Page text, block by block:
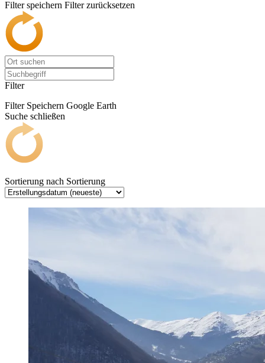
Filter speichern Filter zurücksetzen
Filter
Filter Speichern Google Earth
Suche schließen
Sortierung nach Sortierung